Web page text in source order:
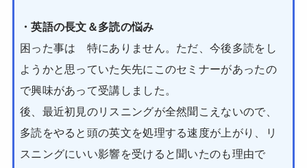
・英語の長文＆多読の悩み
困った事は 特にありません。ただ、今後多読をし
ようかと思っていた矢先にこのセミナーがあったの
で興味があって受講しました。
後、最近初見のリスニングが全然聞こえないので、
多読をやると頭の英文を処理する速度が上がり、リ
スニングにいい影響を受けると聞いたのも理由で